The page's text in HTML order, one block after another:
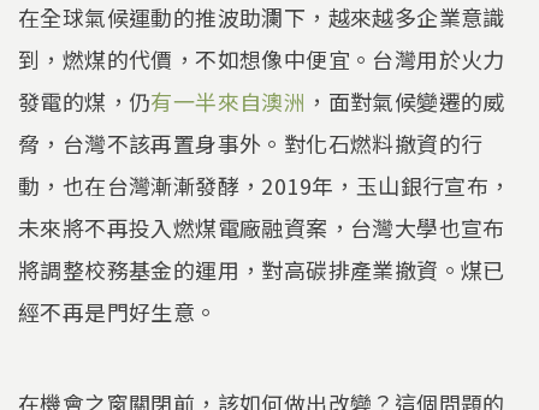
在全球氣候運動的推波助瀾下，越來越多企業意識
到，燃煤的代價，不如想像中便宜。台灣用於火力
發電的煤，仍有一半來自澳洲 ，面對氣候變遷的威
脅，台灣不該再置身事外。對化石燃料撤資的行
動，也在台灣漸漸發酵，2019年，玉山銀行宣布，
未來將不再投入燃煤電廠融資案，台灣大學也宣布
將調整校務基金的運用，對高碳排產業撤資。煤已
經不再是門好生意。
在機會之窗關閉前，該如何做出改變？這個問題的